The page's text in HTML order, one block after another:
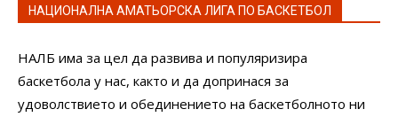
НАЦИОНАЛНА АМАТЬОРСКА ЛИГА ПО БАСКЕТБОЛ
НАЛБ има за цел да развива и популяризира
баскетбола у нас, както и да допринася за
удоволствието и обединението на баскетболното ни